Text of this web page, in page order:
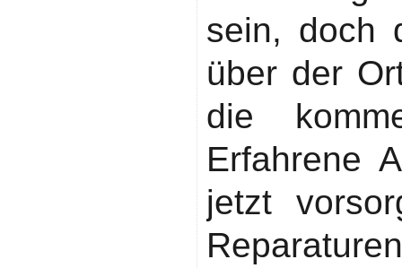
sein, doch
über der
die
Erfahrene
jetzt